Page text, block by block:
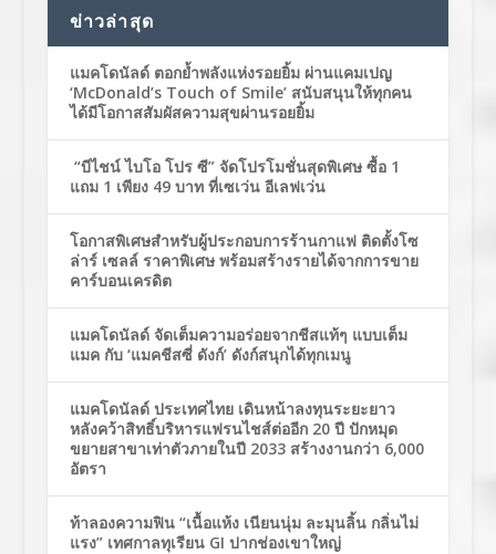
ข่าวล่าสุด
แมคโดนัลด์ ตอกย้ำพลังแห่งรอยยิ้ม ผ่านแคมเปญ
‘McDonald’s Touch of Smile’ สนับสนุนให้ทุกคน
ได้มีโอกาสสัมผัสความสุขผ่านรอยยิ้ม
“บีไชน์ ไบโอ โปร ซี” จัดโปรโมชั่นสุดพิเศษ ซื้อ 1
แถม 1 เพียง 49 บาท ที่เซเว่น อีเลฟเว่น
โอกาสพิเศษสำหรับผู้ประกอบการร้านกาแฟ ติดตั้งโซ
ล่าร์ เซลล์ ราคาพิเศษ พร้อมสร้างรายได้จากการขาย
คาร์บอนเครดิต
แมคโดนัลด์ จัดเต็มความอร่อยจากชีสแท้ๆ แบบเต็ม
แมค กับ ‘แมคชีสซี่ ดังก์’ ดังก์สนุกได้ทุกเมนู
แมคโดนัลด์ ประเทศไทย เดินหน้าลงทุนระยะยาว
หลังคว้าสิทธิ์บริหารแฟรนไชส์ต่ออีก 20 ปี ปักหมุด
ขยายสาขาเท่าตัวภายในปี 2033 สร้างงานกว่า 6,000
อัตรา
ท้าลองความฟิน “เนื้อแห้ง เนียนนุ่ม ละมุนลิ้น กลิ่นไม่
แรง” เทศกาลทุเรียน GI ปากช่องเขาใหญ่